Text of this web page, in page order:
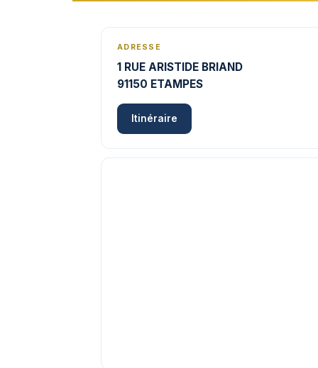
ADRESSE
1 RUE ARISTIDE BRIAND
91150 ETAMPES
Itinéraire